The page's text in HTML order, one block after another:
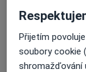
Zobrazit
Přijetím
soubory cookie
shromažďování